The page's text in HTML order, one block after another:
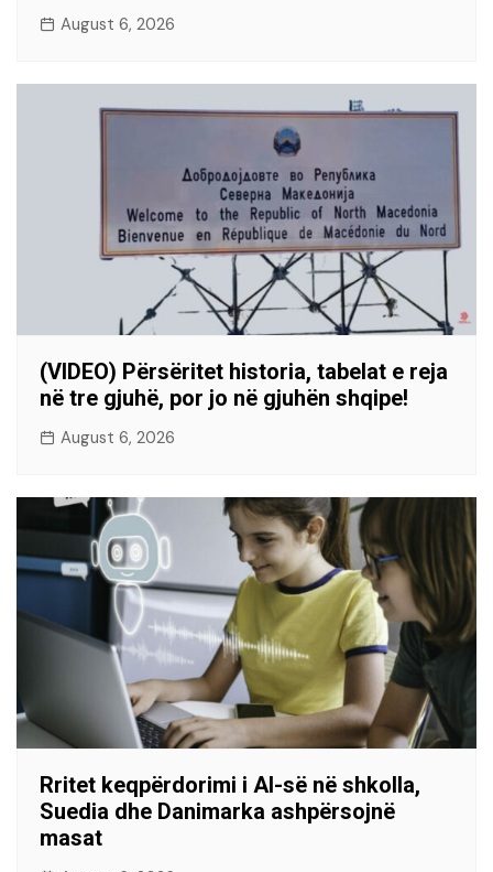
August 6, 2026
(VIDEO) Përsëritet historia, tabelat e reja
në tre gjuhë, por jo në gjuhën shqipe!
August 6, 2026
Rritet keqpërdorimi i AI-së në shkolla,
Suedia dhe Danimarka ashpërsojnë
masat